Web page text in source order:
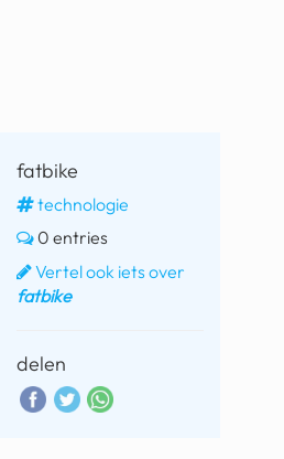
armand duplantis
duitsland
chevrolet mohawk
fatbike
technologie
0 entries
Vertel ook iets over
fatbike
delen